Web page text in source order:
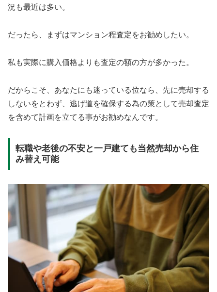
況も最近は多い。
だったら、まずはマンション程査定をお勧めしたい。
私も実際に購入価格よりも査定の額の方が多かった。
だからこそ、あなたにも迷っている位なら、先に売却する
しないをとわず、逃げ道を確保する為の策として売却査定
を含めて計画を立てる事がお勧めなんです。
転職や老後の不安と一戸建ても当然売却から住
み替え可能